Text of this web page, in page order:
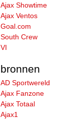
Ajax Showtime
Ajax Ventos
Goal.com
South Crew
VI
bronnen
AD Sportwereld
Ajax Fanzone
Ajax Totaal
Ajax1